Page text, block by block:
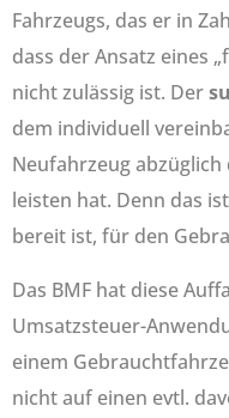
Fahrzeugs, das er in
dass der Ansatz eines
nicht zulässig ist. Der
dem individuell
Neufahrzeug
leisten hat. Denn das
bereit ist, für den
Das BMF hat diese
Umsatzsteuer-
einem
nicht auf einen evtl.